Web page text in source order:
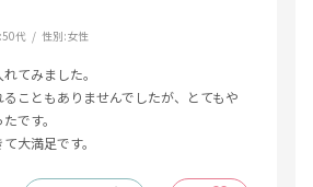
50代 性別:女性
てみました。
こともありませんでしたが、とてもや
です。
大満足です。